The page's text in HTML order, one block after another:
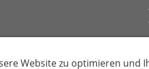
Website zu optimieren und